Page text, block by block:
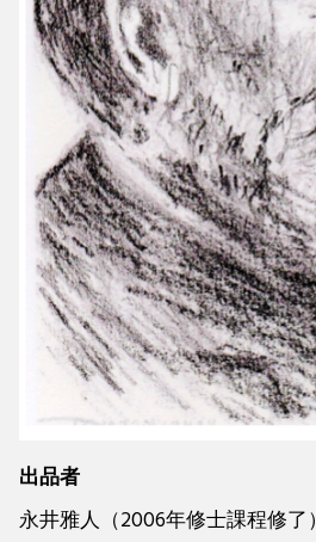
出品者
永井雅人（2006年修士課程修了）